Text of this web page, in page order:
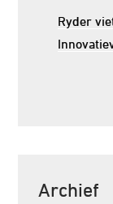
Ryder
Archief